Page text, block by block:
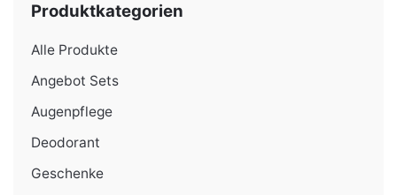
Produktkategorien
Alle Produkte
Angebot Sets
Augenpflege
Deodorant
Geschenke